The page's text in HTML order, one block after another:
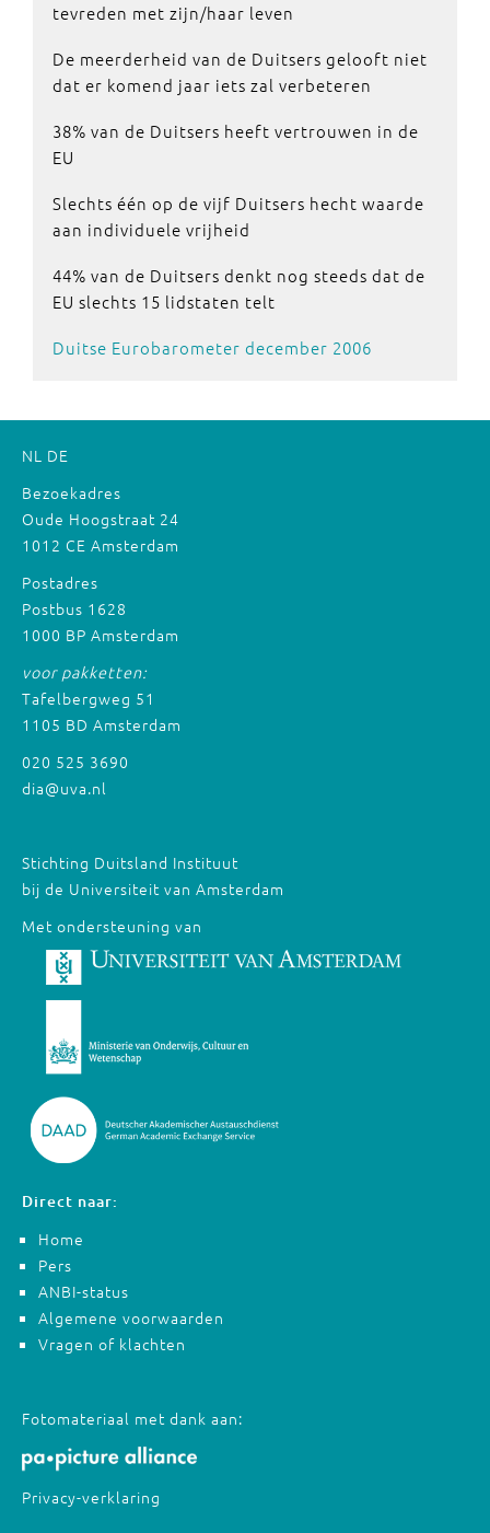
tevreden met zijn/haar leven
De meerderheid van de Duitsers gelooft niet
dat er komend jaar iets zal verbeteren
38% van de Duitsers heeft vertrouwen in de
EU
Slechts één op de vijf Duitsers hecht waarde
aan individuele vrijheid
44% van de Duitsers denkt nog steeds dat de
EU slechts 15 lidstaten telt
Duitse Eurobarometer december 2006
NL DE
Bezoekadres
Oude Hoogstraat 24
1012 CE Amsterdam
Postadres
Postbus 1628
1000 BP Amsterdam
voor pakketten:
Tafelbergweg 51
1105 BD Amsterdam
020 525 3690
dia@uva.nl
Stichting Duitsland Instituut
bij de Universiteit van Amsterdam
Met ondersteuning van
Direct naar:
Home
Pers
ANBI-status
Algemene voorwaarden
Vragen of klachten
Fotomateriaal met dank aan:
Privacy-verklaring